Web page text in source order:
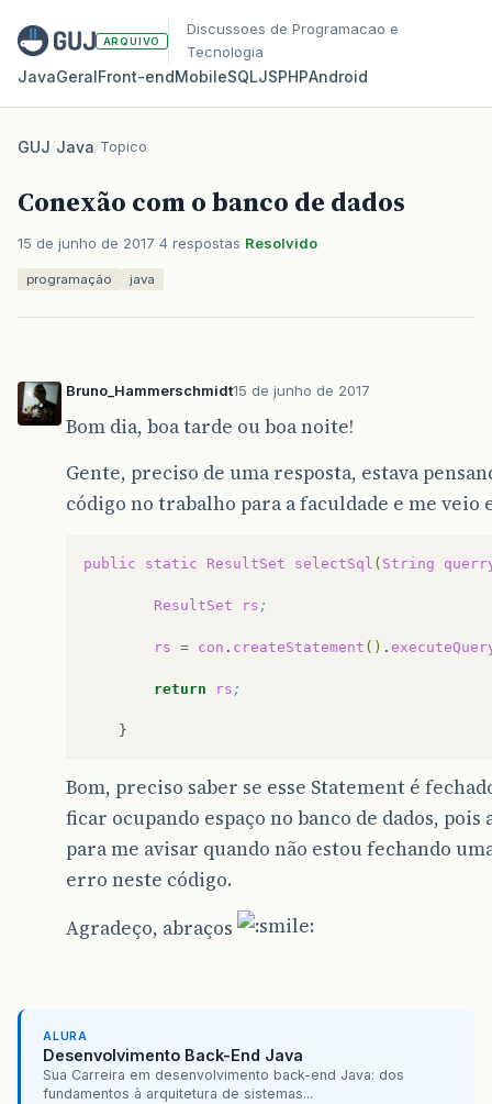
ARQUIVO
Discussoes de Programacao e
Tecnologia
JavaGeralFront‑endMobileSQLJSPHPAndroid
GUJ/Java/Topico
Conexão com o banco de dados
15 de junho de 2017 4 respostas Resolvido
programação java
Bruno_Hammerschmidt15 de junho de 2017
Bom dia, boa tarde ou boa noite!
Gente, preciso de uma resposta, estava
código no trabalho para a faculdade e me veio
public static ResultSet selectSql ( String
ResultSet rs ;
rs = con . createStatement () .
return rs ;
Bom, preciso saber se esse Statement é
ficar ocupando espaço no banco de dados,
para me avisar quando não estou fechando
erro neste código.
Agradeço, abraços
ALURA
Desenvolvimento Back-End Java
Sua Carreira em desenvolvimento back-end Java: dos
fundamentos à arquitetura de sistemas...